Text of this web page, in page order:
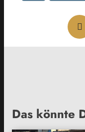
Das könnte